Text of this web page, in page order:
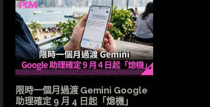
限時一個月過渡 Gemini Google
助理確定 9 月 4 日起「熄機」